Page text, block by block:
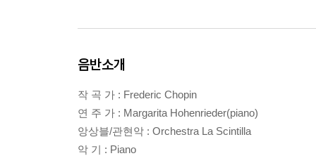
음반소개
작 곡 가 : Frederic Chopin
연 주 가 : Margarita Hohenrieder(piano)
앙상블/관현악 : Orchestra La Scintilla
악 기 : Piano